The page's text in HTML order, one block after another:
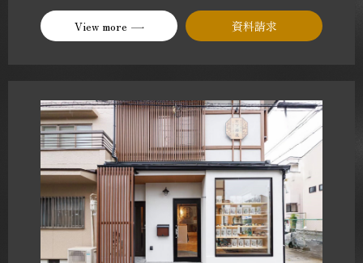
View more 資料請求